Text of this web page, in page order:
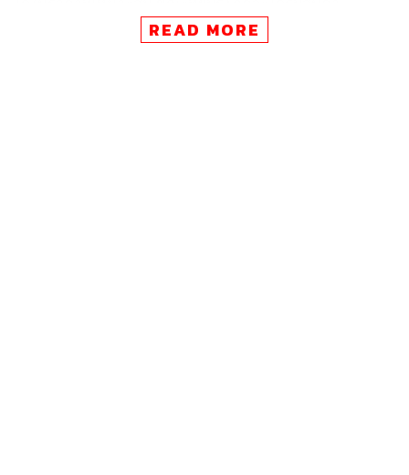
คุณภาพดีในราคาที่เป็นธรรมโดยไม่ผ่านกระบวนการที่ซับ
READ MORE